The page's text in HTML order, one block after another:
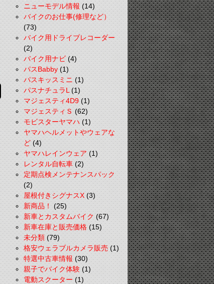
ニューモデル情報(14)
バイクのお仕事(修理など）
(73)
バイク用ドライブレコーダー
(2)
バイク用ナビ(4)
パスBabby(1)
パスキッスミニ(1)
パスナチュラL(1)
マジェスティ4D9(1)
マジェスティＳ(62)
モビスターヤマハ(1)
ヤマハヘルメットやウェアな
ど(4)
ヤマハレインウェア(1)
レンタル自転車(2)
定期点検メンテナンスパック
(2)
屋根付きシグナスX(3)
新商品！(25)
新車とカスタムバイク(67)
新車在庫と販売価格(15)
未分類(79)
格安ウェラブルカメラ販売(1)
特選中古車情報(30)
親子でバイク体験(1)
電動スクーター(1)